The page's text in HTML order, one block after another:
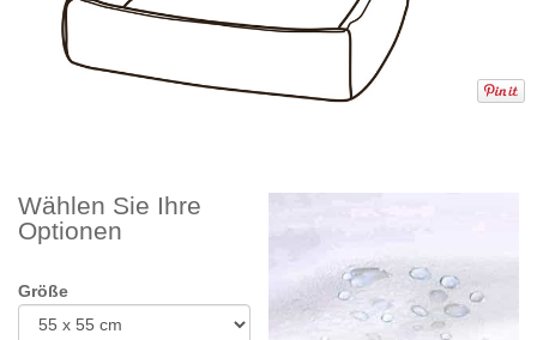
Wählen Sie Ihre
Optionen
Größe